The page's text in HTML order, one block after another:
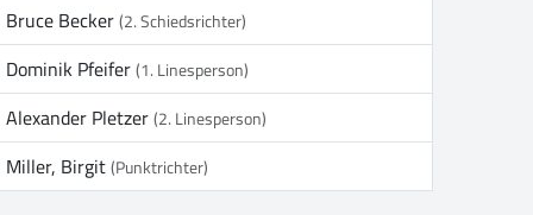
Bruce Becker(2. Schiedsrichter)
Dominik Pfeifer(1. Linesperson)
Alexander Pletzer(2. Linesperson)
Miller, Birgit(Punktrichter)